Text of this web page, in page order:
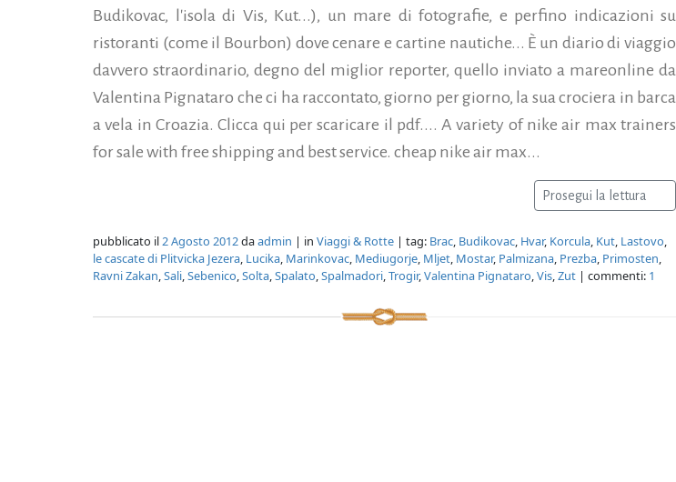
Budikovac, l'isola di Vis, Kut...), un mare di fotografie, e perfino indicazioni su
ristoranti (come il Bourbon) dove cenare e cartine nautiche... È un diario di viaggio
davvero straordinario, degno del miglior reporter, quello inviato a mareonline da
Valentina Pignataro che ci ha raccontato, giorno per giorno, la sua crociera in barca
a vela in Croazia. Clicca qui per scaricare il pdf.... A variety of nike air max trainers
for sale with free shipping and best service. cheap nike air max...
Prosegui la lettura
pubblicato il2 Agosto 2012daadmin | in Viaggi & Rotte | tag: Brac, Budikovac, Hvar, Korcula, Kut, Lastovo,
le cascate di Plitvicka Jezera, Lucika, Marinkovac, Mediugorje, Mljet, Mostar, Palmizana, Prezba, Primosten,
Ravni Zakan,Sali,Sebenico,Solta,Spalato,Spalmadori,Trogir,Valentina Pignataro,Vis,Zut | commenti: 1